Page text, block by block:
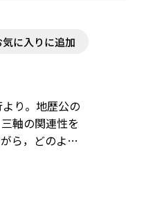
気に入りに追加
り。地歴公の
軸の関連性を
ら，どのよう